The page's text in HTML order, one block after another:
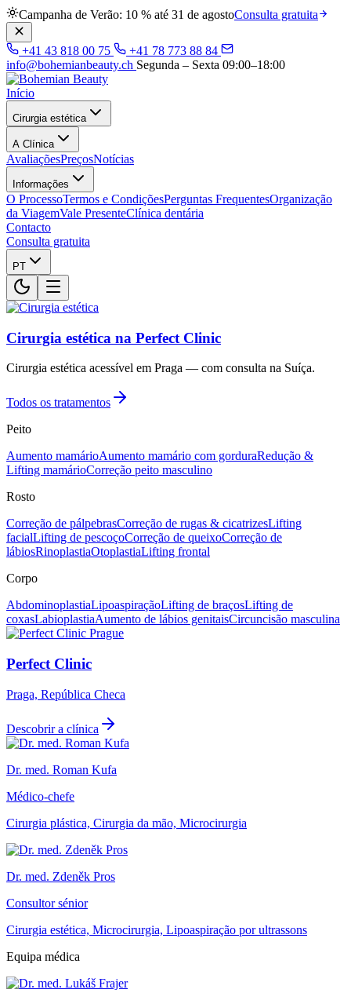
Campanha de Verão: 10 % até 31 de agostoConsulta gratuita
+41 43 818 00 75
+41 78 773 88 84
info@bohemianbeauty.ch Segunda – Sexta 09:00–18:00
Início
Cirurgia estética
A Clínica
AvaliaçõesPreçosNotícias
Informações
O ProcessoTermos e CondiçõesPerguntas FrequentesOrganização
da ViagemVale PresenteClínica dentária
Contacto
Consulta gratuita
PT
Cirurgia estética na Perfect Clinic
Cirurgia estética acessível em Praga — com consulta na Suíça.
Todos os tratamentos
Peito
Aumento mamárioAumento mamário com gorduraRedução &
Lifting mamárioCorreção peito masculino
Rosto
Correção de pálpebrasCorreção de rugas & cicatrizesLifting
facialLifting de pescoçoCorreção de queixoCorreção de
lábiosRinoplastiaOtoplastiaLifting frontal
Corpo
AbdominoplastiaLipoaspiraçãoLifting de braçosLifting de
coxasLabioplastiaAumento de lábios genitaisCircuncisão masculina
Perfect Clinic
Praga, República Checa
Descobrir a clínica
Dr. med. Roman Kufa
Médico-chefe
Cirurgia plástica, Cirurgia da mão, Microcirurgia
Dr. med. Zdeněk Pros
Consultor sénior
Cirurgia estética, Microcirurgia, Lipoaspiração por ultrassons
Equipa médica